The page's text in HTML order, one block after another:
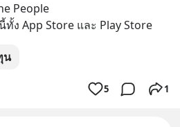
People
ง App Store และ Play Store
น
5 1